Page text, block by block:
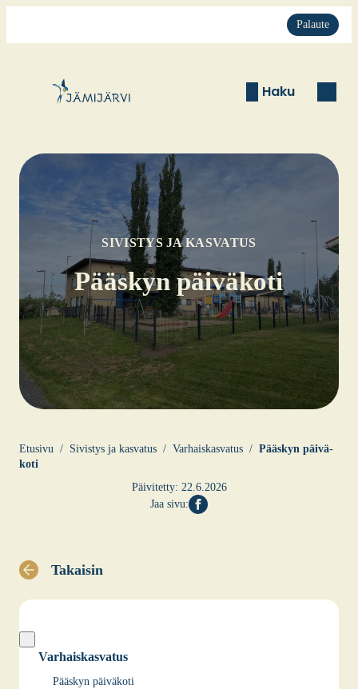
Palaute
Haku
SIVISTYS JA KASVATUS
Pääs­kyn päi­vä­ko­ti
Etusi­vu Sivis­tys ja kas­va­tus Var­hais­kas­va­tus
Pääs­kyn päi­vä­
ko­ti
Päivitetty: 22.6.2026
Jaa sivu:
Takaisin
Varhaiskasvatus
Pääskyn päiväkoti